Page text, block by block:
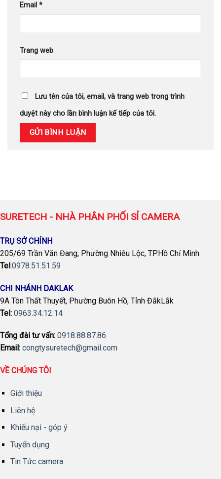
Email *
Trang web
Lưu tên của tôi, email, và trang web trong trình
duyệt này cho lần bình luận kế tiếp của tôi.
SURETECH - NHÀ PHÂN PHỐI SỈ CAMERA
TRỤ SỞ CHÍNH
205/69 Trần Văn Đang, Phường Nhiêu Lộc, TP.Hồ Chí Minh
Tel:0978.51.51.59
CHI NHÁNH DAKLAK
9A Tôn Thất Thuyết, Phường Buôn Hồ, Tỉnh ĐắkLắk
Tel: 0963.34.12.14
Tổng đài tư vấn: 0918.88.87.86
Email: congtysuretech@gmail.com
VỀ CHÚNG TÔI
Giới thiệu
Liên hệ
Khiếu nại - góp ý
Tuyển dụng
Tin Tức camera